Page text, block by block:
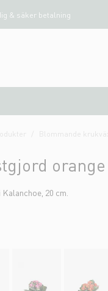
& säker betalning
Blommande
20 cm.